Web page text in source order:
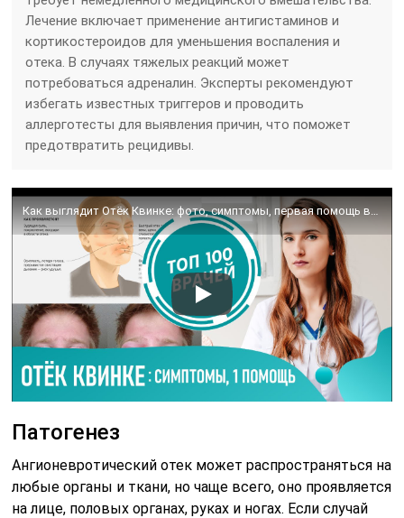
Лечение включает применение антигистаминов и
кортикостероидов для уменьшения воспаления и
отека. В случаях тяжелых реакций может
потребоваться адреналин. Эксперты рекомендуют
избегать известных триггеров и проводить
аллерготесты для выявления причин, что поможет
предотвратить рецидивы.
Патогенез
Ангионевротический отек может распространяться на
любые органы и ткани, но чаще всего, оно проявляется
на лице, половых органах, руках и ногах. Если случай